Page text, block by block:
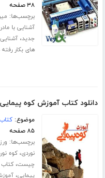
۳۸ صفحه
برچسب‌ها:
آشنایی با
جدید،
های بکار
دانلود کتاب آموزش کوه پیمایی
موضوع:
۸۵ صفحه
برچسب‌ها:
نوردی،کوه
چیست،
پیمایی،